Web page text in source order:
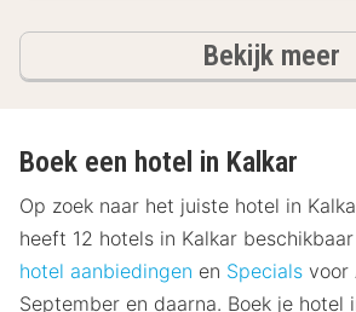
Bekijk meer
Boek een hotel in Kalkar
Op zoek naar het juiste hotel in
heeft 12 hotels in Kalkar
hotel aanbiedingen en Specials voor
September en daarna. Boek je hotel